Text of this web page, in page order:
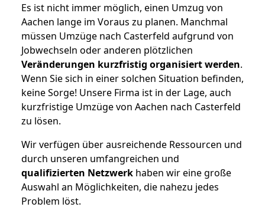
Es ist nicht immer möglich, einen Umzug von
Aachen lange im Voraus zu planen. Manchmal
müssen Umzüge nach Casterfeld aufgrund von
Jobwechseln oder anderen plötzlichen
Veränderungen kurzfristig organisiert werden.
Wenn Sie sich in einer solchen Situation befinden,
keine Sorge! Unsere Firma ist in der Lage, auch
kurzfristige Umzüge von Aachen nach Casterfeld
zu lösen.
Wir verfügen über ausreichende Ressourcen und
durch unseren umfangreichen und
qualifizierten Netzwerk haben wir eine große
Auswahl an Möglichkeiten, die nahezu jedes
Problem löst.